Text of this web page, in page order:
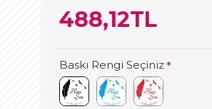
488,12TL
Baskı Rengi Seçiniz